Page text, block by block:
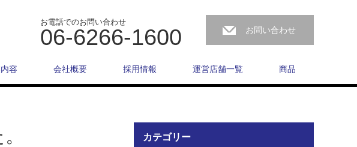
お電話でのお問い合わせ
06-6266-1600 お問い合わせ
容 会社概要 採用情報 運営店舗一覧 商品
カテゴリー